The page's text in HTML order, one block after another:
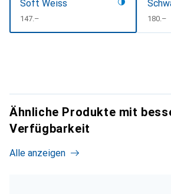
Soft Weiss
CHF
147.– CHF
180.–
Ähnliche Produkte mit
Verfügbarkeit
Alle anzeigen